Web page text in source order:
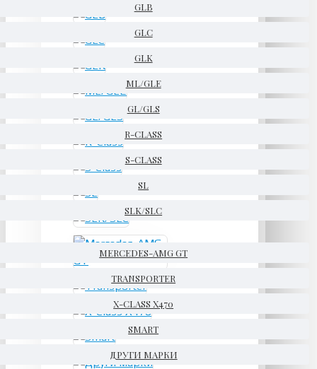
GLB
GLC
GLK
ML/GLE
GL/GLS
R-CLASS
S-CLASS
SL
SLK/SLC
MERCEDES-AMG GT
TRANSPORTER
X-CLASS X470
SMART
ДРУГИ МАРКИ